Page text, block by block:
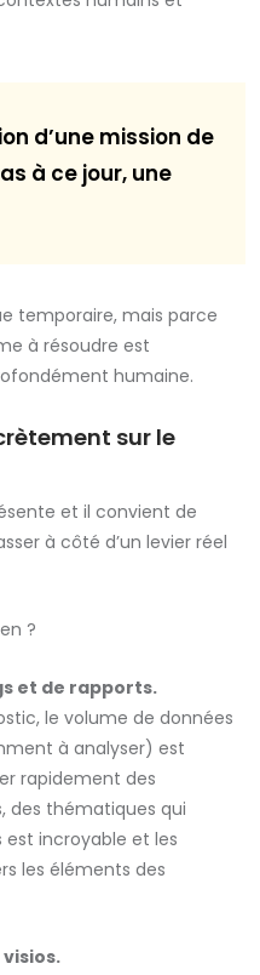
d’une mission de
à ce jour, une
temporaire, mais parce
à résoudre est
humaine.
sur le
et il convient de
à côté d’un levier réel
?
et de rapports.
le volume de données
à analyser) est
rapidement des
des thématiques qui
incroyable et les
les éléments des